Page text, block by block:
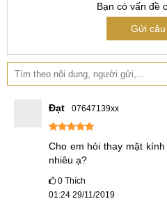
Bạn có vấn đề
Gửi
Đạt 07647139xx
Cho em hỏi thay mặt
nhiêu ạ?
0 Thích
01:24 29/11/2019